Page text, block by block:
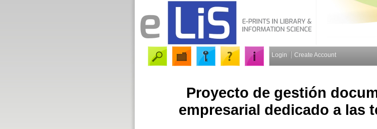
Login Create Account
Proyecto de gestión
empresarial dedicado a las